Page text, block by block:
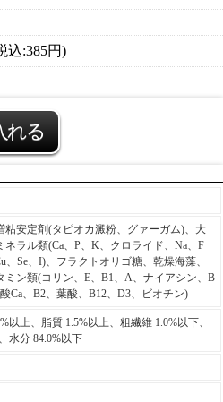
込:385円)
粘安定剤(タピオカ澱粉、グァーガム)、大
ネラル類(Ca、P、K、クロライド、Na、F
、Se、I)、フラクトオリゴ糖、乾燥海藻、
ミン類(コリン、E、B1、A、ナイアシン、B
Ca、B2、葉酸、B12、D3、ビオチン)
以上、脂質 1.5%以上、粗繊維 1.0%以下、
水分 84.0%以下